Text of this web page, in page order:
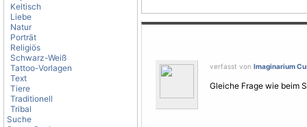
Keltisch
Liebe
Natur
Porträt
Religiös
Schwarz-Weiß
Tattoo-Vorlagen
Text
Tiere
Traditionell
Tribal
Suche
verfasst von Imaginarium
Gleiche Frage wie beim